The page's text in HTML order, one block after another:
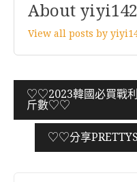
About
View all posts by
文
章
♡♡2023韓國必買戰
斤數♡♡
♡♡分享